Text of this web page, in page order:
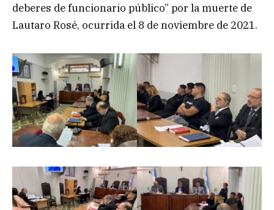
deberes de funcionario público” por la muerte de
Lautaro Rosé, ocurrida el 8 de noviembre de 2021.